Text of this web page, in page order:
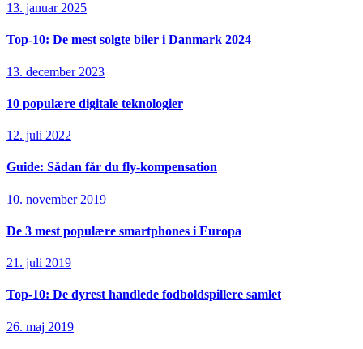
13. januar 2025
Top-10: De mest solgte biler i Danmark 2024
13. december 2023
10 populære digitale teknologier
12. juli 2022
Guide: Sådan får du fly-kompensation
10. november 2019
De 3 mest populære smartphones i Europa
21. juli 2019
Top-10: De dyrest handlede fodboldspillere samlet
26. maj 2019